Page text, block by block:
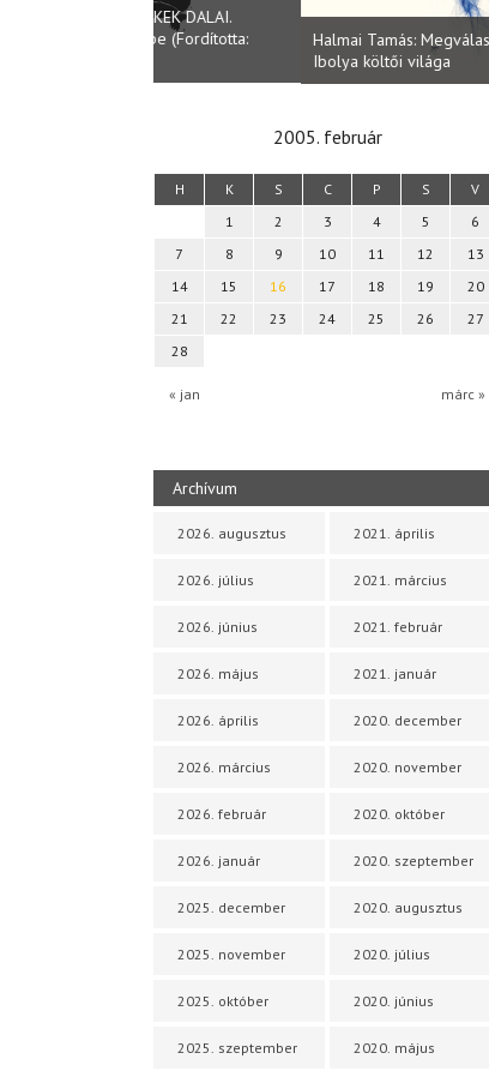
Halmai Tamás: Megválaszolt érintés. Leveles
2005. február
H K S C P S V
« jan márc »
1 2 3 4 5
6
7
8 9 10 11 12
13
14
15 16 17 18 19
20
21
22 23 24 25 26
27
28
Archívum
2026. augusztus
2026. július
2026. június
2026. május
2026. április
2026. március
2026. február
2026. január
2025. december
2025. november
2025. október
2025. szeptember
2021. április
2021. március
2021. február
2021. január
2020. december
2020. november
2020. október
2020. szeptember
2020. augusztus
2020. július
2020. június
2020. május